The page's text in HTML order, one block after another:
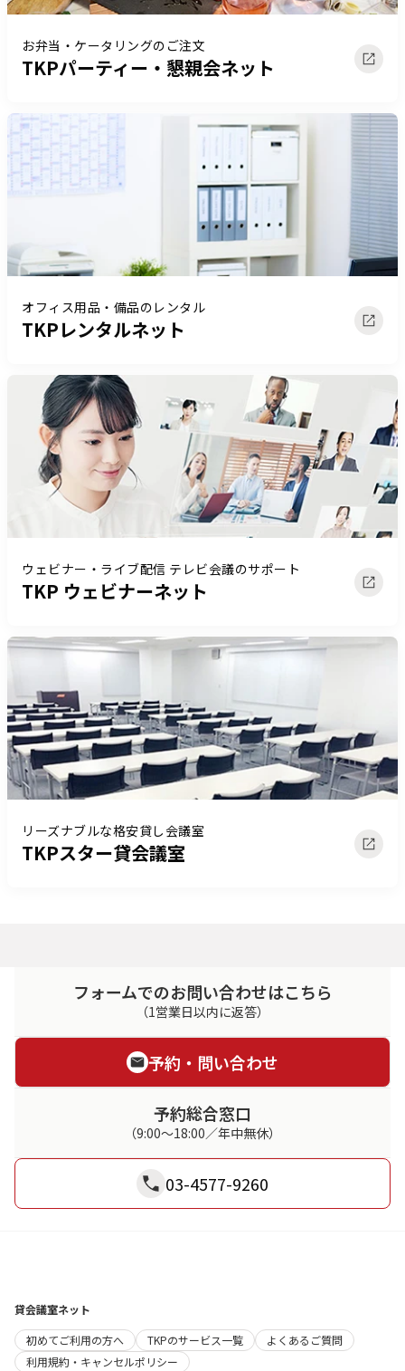
お弁当・ケータリングのご注文
TKPパーティー・懇親会ネット
オフィス用品・備品のレンタル
TKPレンタルネット
ウェビナー・ライブ配信 テレビ会議のサポート
TKP ウェビナーネット
リーズナブルな格安貸し会議室
TKPスター貸会議室
フォームでのお問い合わせはこちら
（1営業日以内に返答）
予約・問い合わせ
予約総合窓口
（9:00～18:00／年中無休）
03-4577-9260
貸会議室ネット
初めてご利用の方へ
TKPのサービス一覧
よくあるご質問
利用規約・キャンセルポリシー